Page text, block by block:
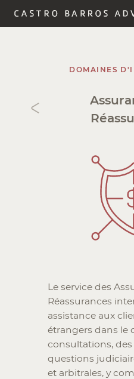
DOMAINES
Le service des
Réassurances
assistance aux
étrangers dans le
consultations, des
questions
et arbitrales, y